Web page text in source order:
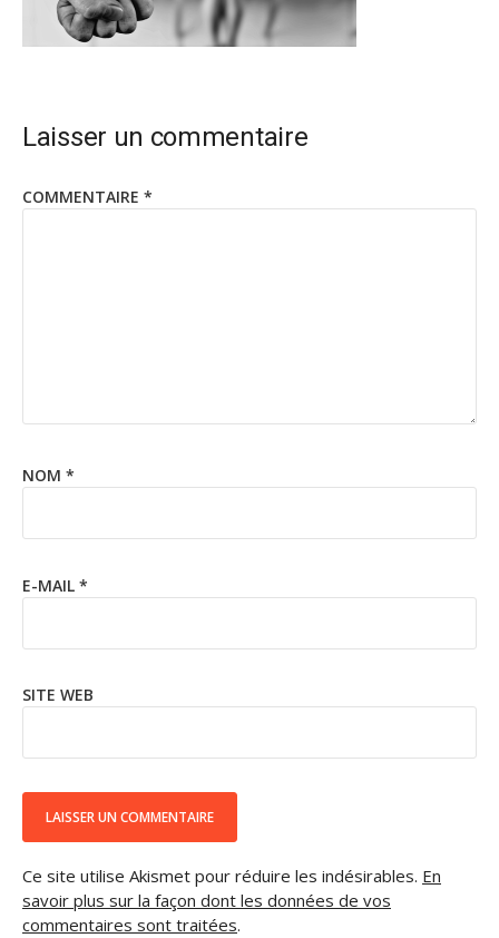
Laisser un commentaire
COMMENTAIRE *
NOM *
E-MAIL *
SITE WEB
Ce site utilise Akismet pour réduire les indésirables. En
savoir plus sur la façon dont les données de vos
commentaires sont traitées.